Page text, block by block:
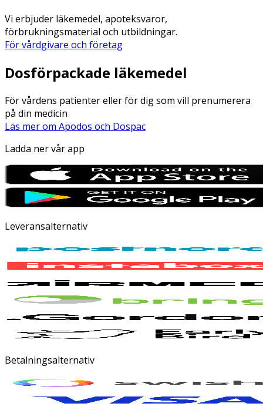
Vi erbjuder läkemedel, apoteksvaror,
förbrukningsmaterial och utbildningar.
För vårdgivare och företag
Dosförpackade läkemedel
För vårdens patienter eller för dig som vill prenumerera
på din medicin
Läs mer om Apodos och Dospac
Ladda ner vår app
Leveransalternativ
Betalningsalternativ